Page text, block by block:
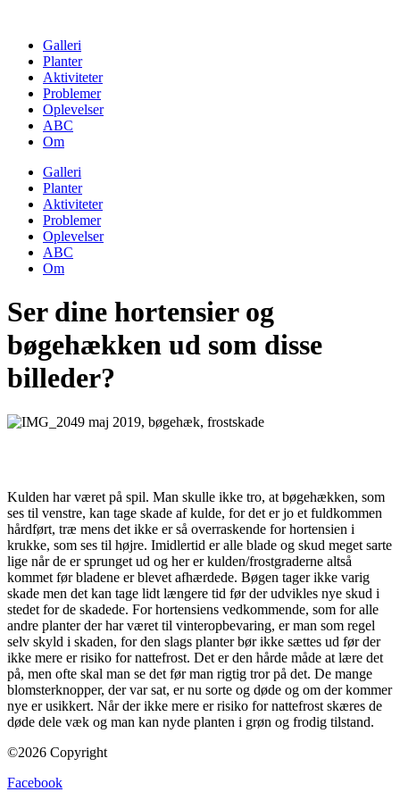
contentGalleri
Planter
Aktiviteter
Problemer
Oplevelser
ABC
Om
Galleri
Planter
Aktiviteter
Problemer
Oplevelser
ABC
Om
Ser dine hortensier og
bøgehækken ud som disse
billeder?
Kulden har været på spil. Man skulle ikke tro, at bøgehækken, som
ses til venstre, kan tage skade af kulde, for det er jo et fuldkommen
hårdført, træ mens det ikke er så overraskende for hortensien i
krukke, som ses til højre. Imidlertid er alle blade og skud meget sarte
lige når de er sprunget ud og her er kulden/frostgraderne altså
kommet før bladene er blevet afhærdede. Bøgen tager ikke varig
skade men det kan tage lidt længere tid før der udvikles nye skud i
stedet for de skadede. For hortensiens vedkommende, som for alle
andre planter der har været til vinteropbevaring, er man som regel
selv skyld i skaden, for den slags planter bør ikke sættes ud før der
ikke mere er risiko for nattefrost. Det er den hårde måde at lære det
på, men ofte skal man se det før man rigtig tror på det. De mange
blomsterknopper, der var sat, er nu sorte og døde og om der kommer
nye er usikkert. Når der ikke mere er risiko for nattefrost skæres de
døde dele væk og man kan nyde planten i grøn og frodig tilstand.
©2026 Copyright
Facebook